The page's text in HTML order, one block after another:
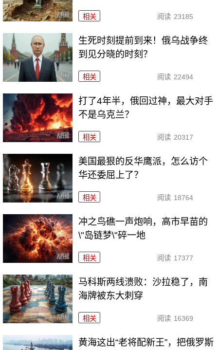
相关 阅读 23185
生死时刻提前到来！俄乌战争终
到见分晓的时刻？
相关 阅读 22494
打了4年半，俄回过神，最大对手
不是乌克兰？
相关 阅读 20317
美国最狠的反华鹰派，怎么访个
华还委屈上了？
相关 阅读 18764
冲之鸟礁一声炮响，高市早苗的
\"岛链梦\"碎一地
相关 阅读 17377
马科斯两线溃败：沙拉稳了，南
海牌被东大刺穿
相关 阅读 16369
黄海这出“老将配新王”，把俄罗斯